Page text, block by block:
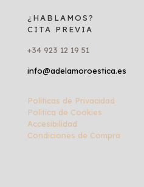
¿HABLAMOS?
CITA PREVIA
+34 923 12 19 51
info@adelamoroestica.es
Políticas de Privacidad
Política de Cookies
Accesibilidad
Condiciones de Compra